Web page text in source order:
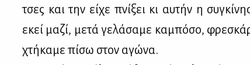
τσες και την εί­χε πνί­ξει κι αυ­τήν η
εκεί μα­ζί, με­τά γε­λά­σα­με κα­μπό­σο,
χτή­κα­με πί­σω στον αγώ­να.